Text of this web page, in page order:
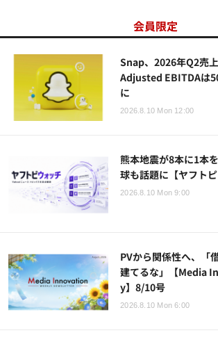
会員限定
Snap、2026年Q2売
Adjusted EBITDAは
に
2026.8.10 Mon 12:00
熊本地震が8本に1本
球も話題に【ヤフト
2026.8.10 Mon 9:00
PVから関係性へ、「
建てるな」【Media
y】8/10号
2026.8.10 Mon 6:00